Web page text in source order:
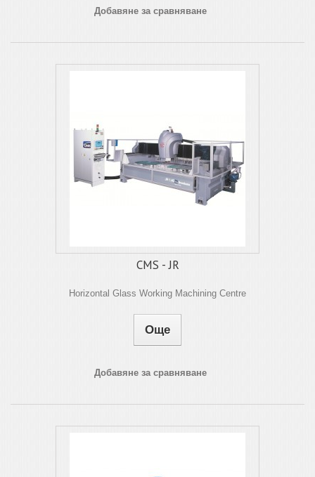
Добавяне за сравняване
CMS - JR
Horizontal Glass Working Machining Centre
Още
Добавяне за сравняване